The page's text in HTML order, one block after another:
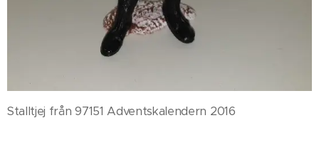
Stalltjej från 97151 Adventskalendern 2016